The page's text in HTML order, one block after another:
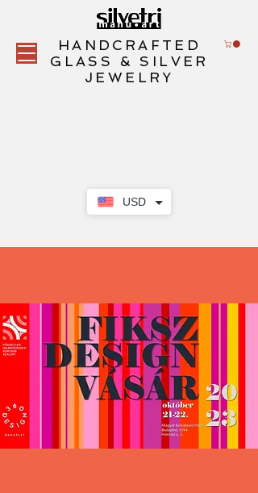
USD
HANDCRAFTED
GLASS & SILVER
JEWELRY